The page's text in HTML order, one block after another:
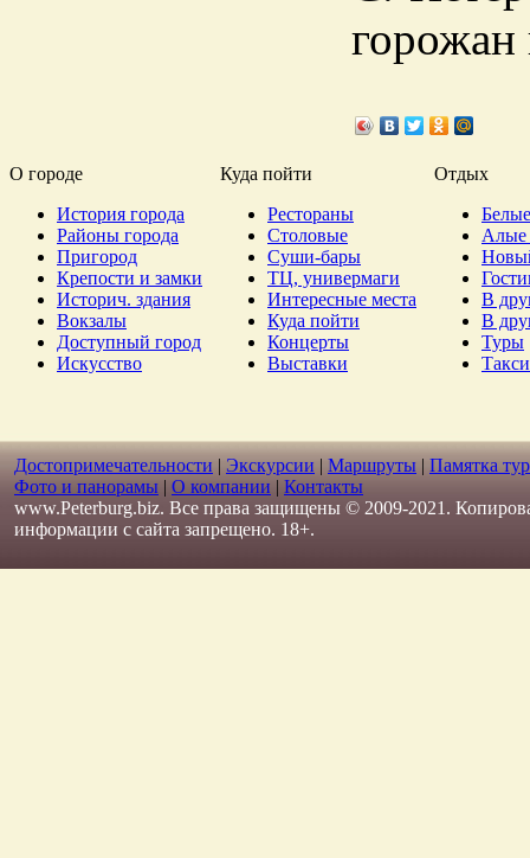
горожан
О городе Куда пойти
Отдых
История города
Районы города
Пригород
Крепости и замки
Историч. здания
Вокзалы
Доступный город
Искусство
Рестораны
Столовые
Суши-бары
ТЦ, универмаги
Интересные места
Куда пойти
Концерты
Выставки
Алые
В
В
Туры
Такси
Достопримечательности | Экскурсии | Маршруты | Памятка
Фото и панорамы | О компании | Контакты
www.Peterburg.biz. Все права защищены © 2009-2021.
информации с сайта запрещено. 18+.